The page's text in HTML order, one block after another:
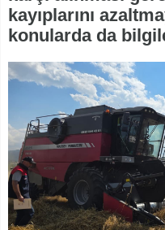
kayıplarını
konularda da